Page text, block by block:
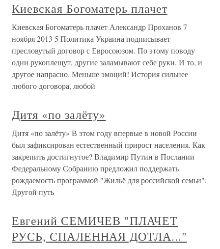
Киевская Богоматерь плачет
Киевская Богоматерь плачет Александр Проханов 7
ноября 2013 5 Политика Украина подписывает
пресловутый договор с Евросоюзом. По этому поводу
одни рукоплещут, другие заламывают себе руки. И то, и
другое напрасно. Меньше эмоций! История сильнее
любого договора, любой
Дитя «по залёту»
Дитя «по залёту» В этом году впервые в новой России
был зафиксирован естественный прирост населения. Как
закрепить достигнутое? Владимир Путин в Послании
Федеральному Собранию предложил поддержать
рождаемость программой "Жильё для российской семьи".
Другой путь
Евгений СЕМИЧЕВ "ПЛАЧЕТ
РУСЬ, СПАЛЕННАЯ ДОТЛА..."